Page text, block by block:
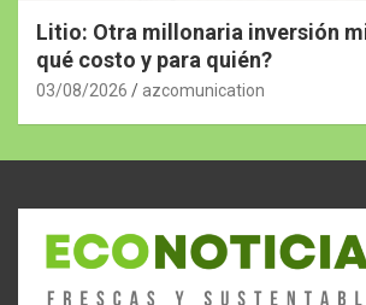
Litio: Otra millonaria inversión
qué costo y para quién?
03/08/2026 azcomunication